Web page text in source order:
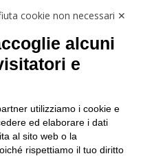
pacchi nelle
italiane
|Firenze| Genova
cookie non necessari ✕
alcuni
e
utilizziamo i cookie e
ed elaborare i dati
al sito web o la
rispettiamo il tuo diritto